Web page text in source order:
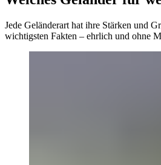
Jede Geländerart hat ihre Stärken und
wichtigsten Fakten – ehrlich und ohne